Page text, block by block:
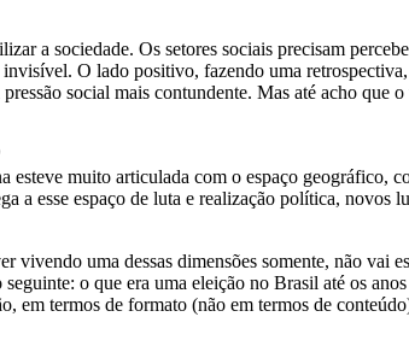
a sociedade. Os setores sociais precisam
O lado positivo, fazendo uma retrospectiva,
social mais contundente. Mas até acho que o
muito articulada com o espaço geográfico,
a esse espaço de luta e realização política, novos
vivendo uma dessas dimensões somente, não vai
o que era uma eleição no Brasil até os
em termos de formato (não em termos de